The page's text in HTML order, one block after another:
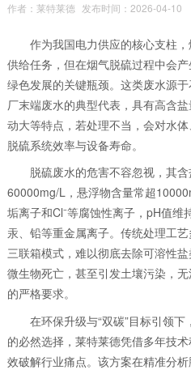
作者： 莱特莱德 发布时间：2026-04-10
作为我国电力供应的核心支柱，
供给任务，但在烟气脱硫过程中会
绿色发展的关键瓶颈。这类废水源
厂末端废水的典型代表，具有高含
动大等特点，若处理不当，会对水
脱硫系统效率与设备寿命。
脱硫废水的危害不容忽视，其含
60000mg/L，悬浮物含量常超
垢离子和Cl⁻等腐蚀性离子，pH值
汞、铅等重金属离子。传统处理工
三联箱模式，难以彻底去除可溶性盐
微生物死亡，甚至引发土壤污染，
的严格要求。
在环保升级与“双碳”目标引领下
的必然选择，莱特莱德凭借多年技
效破解行业痛点。该方案在精准分